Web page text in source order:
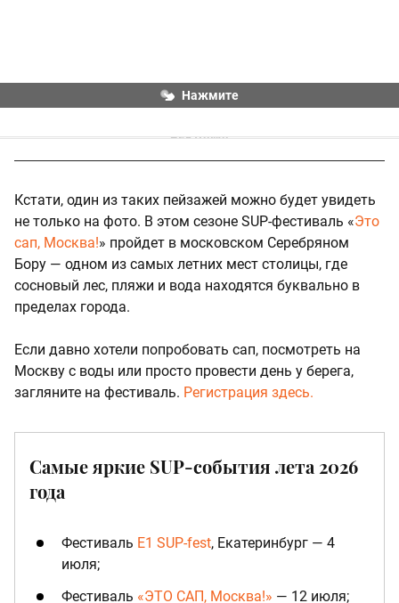
Нажмите
Кстати, один из таких пейзажей можно будет увидеть
не только на фото. В этом сезоне SUP-фестиваль «Это
сап, Москва!» пройдет в московском Серебряном
Бору — одном из самых летних мест столицы, где
сосновый лес, пляжи и вода находятся буквально в
пределах города.
Если давно хотели попробовать сап, посмотреть на
Москву с воды или просто провести день у берега,
загляните на фестиваль. Регистрация здесь.
Самые яркие SUP-события лета 2026
года
Фестиваль Е1 SUP-fest, Екатеринбург — 4
июля;
Фестиваль «ЭТО САП, Москва!» — 12 июля;